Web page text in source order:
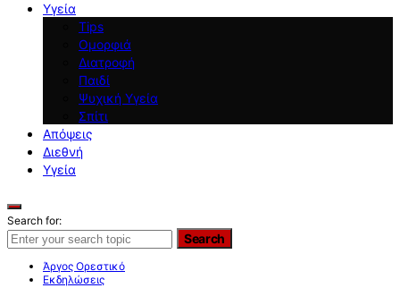
Υγεία
Tips
Ομορφιά
Διατροφή
Παιδί
Ψυχική Υγεία
Σπίτι
Απόψεις
Διεθνή
Υγεία
Search for:
Search
Άργος Ορεστικό
Εκδηλώσεις